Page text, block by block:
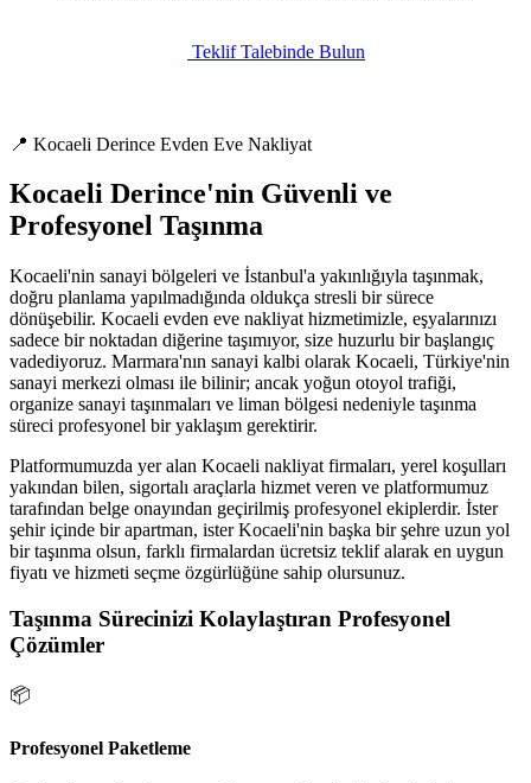
Teklif Talebinde Bulun
📍 Kocaeli Derince Evden Eve Nakliyat
Kocaeli Derince'nin Güvenli ve
Profesyonel Taşınma
Kocaeli'nin sanayi bölgeleri ve İstanbul'a yakınlığıyla taşınmak,
doğru planlama yapılmadığında oldukça stresli bir sürece
dönüşebilir. Kocaeli evden eve nakliyat hizmetimizle, eşyalarınızı
sadece bir noktadan diğerine taşımıyor, size huzurlu bir başlangıç
vadediyoruz. Marmara'nın sanayi kalbi olarak Kocaeli, Türkiye'nin
sanayi merkezi olması ile bilinir; ancak yoğun otoyol trafiği,
organize sanayi taşınmaları ve liman bölgesi nedeniyle taşınma
süreci profesyonel bir yaklaşım gerektirir.
Platformumuzda yer alan Kocaeli nakliyat firmaları, yerel koşulları
yakından bilen, sigortalı araçlarla hizmet veren ve platformumuz
tarafından belge onayından geçirilmiş profesyonel ekiplerdir. İster
şehir içinde bir apartman, ister Kocaeli'nin başka bir şehre uzun yol
bir taşınma olsun, farklı firmalardan ücretsiz teklif alarak en uygun
fiyatı ve hizmeti seçme özgürlüğüne sahip olursunuz.
Taşınma Sürecinizi Kolaylaştıran Profesyonel
Çözümler
📦
Profesyonel Paketleme